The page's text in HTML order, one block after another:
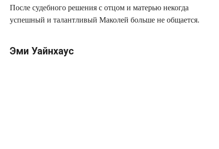
После судебного решения с отцом и матерью некогда
успешный и талантливый Маколей больше не общается.
Эми Уайнхаус